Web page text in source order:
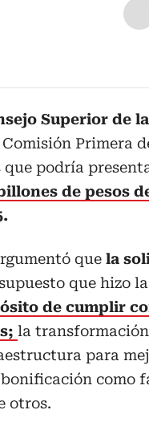
Superior de
Primera
podría
de pesos
que la
que hizo
de cumplir
la
para
como
otros.